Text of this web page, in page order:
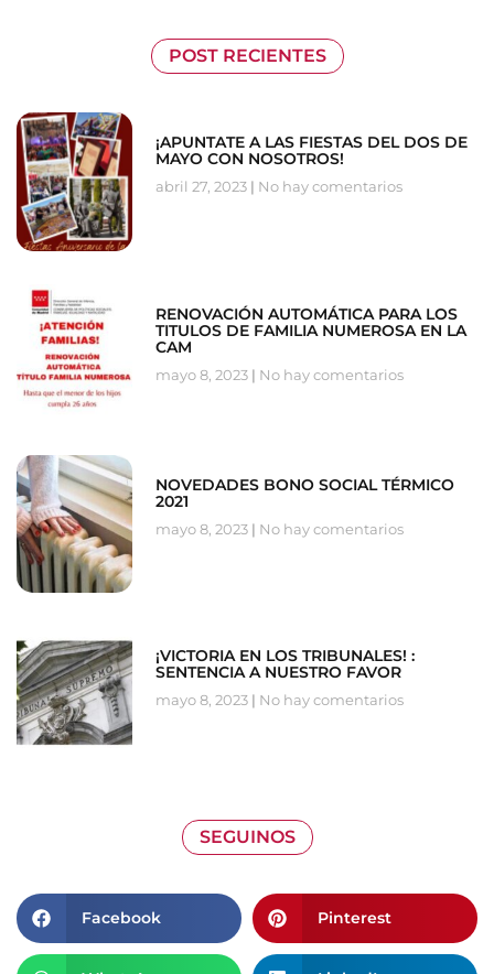
POST RECIENTES
¡APUNTATE A LAS FIESTAS DEL DOS DE
MAYO CON NOSOTROS!
abril 27, 2023 No hay comentarios
RENOVACIÓN AUTOMÁTICA PARA LOS
TITULOS DE FAMILIA NUMEROSA EN LA
CAM
mayo 8, 2023 No hay comentarios
NOVEDADES BONO SOCIAL TÉRMICO
2021
mayo 8, 2023 No hay comentarios
¡VICTORIA EN LOS TRIBUNALES! :
SENTENCIA A NUESTRO FAVOR
mayo 8, 2023 No hay comentarios
SEGUINOS
Facebook Pinterest